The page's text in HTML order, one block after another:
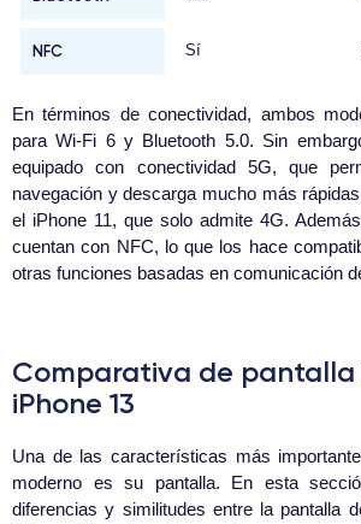
NFC Sí
En términos de conectividad, ambos
para Wi-Fi 6 y Bluetooth 5.0. Sin
equipado con conectividad 5G, que
navegación y descarga mucho más
el iPhone 11, que solo admite 4G.
cuentan con NFC, lo que los hace
otras funciones basadas en comunicación
Comparativa de pantalla
iPhone 13
Una de las características más
moderno es su pantalla. En esta
diferencias y similitudes entre la pantalla